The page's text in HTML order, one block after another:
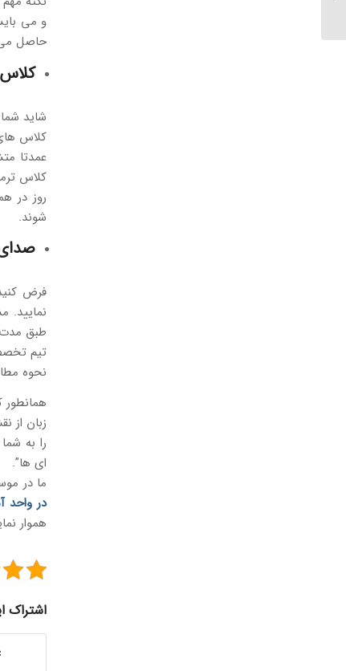
و می
حاصل
کلاس
شاید
کلاس
کلاس
روز در
شوند.
نمایید.
طبق مدت
تیم
نحوه
همانطور
زبان از
را به
ای ها”.
ما در
در واحد
هموار
اشتراک